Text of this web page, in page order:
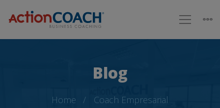
Blog
Home
Coach Empresarial